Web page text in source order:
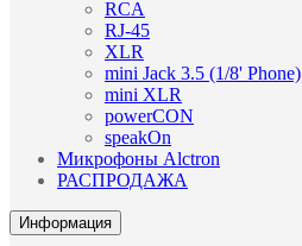
RCA
RJ-45
XLR
mini Jack 3.5 (1/8' Phone)
mini XLR
powerCON
speakOn
Микрофоны Alctron
РАСПРОДАЖА
Информация